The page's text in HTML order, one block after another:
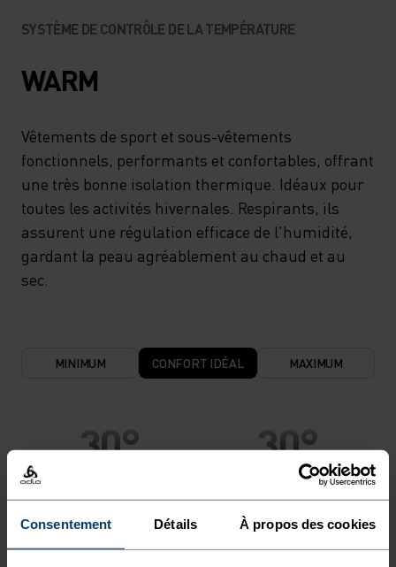
Consentement Détails À propos des cookies
SYSTÈME DE CONTRÔLE DE LA TEMPÉRATURE
WARM
Vêtements de sport et sous-vêtements
fonctionnels, performants et confortables, offrant
une très bonne isolation thermique. Idéaux pour
toutes les activités hivernales. Respirants, ils
assurent une régulation efficace de l'humidité,
gardant la peau agréablement au chaud et au
sec.
MINIMUM CONFORT IDÉAL MAXIMUM
30°
25°
20°
30°
25°
20°